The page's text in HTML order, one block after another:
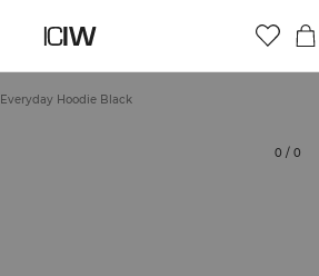
Everyday Hoodie Black
0 / 0